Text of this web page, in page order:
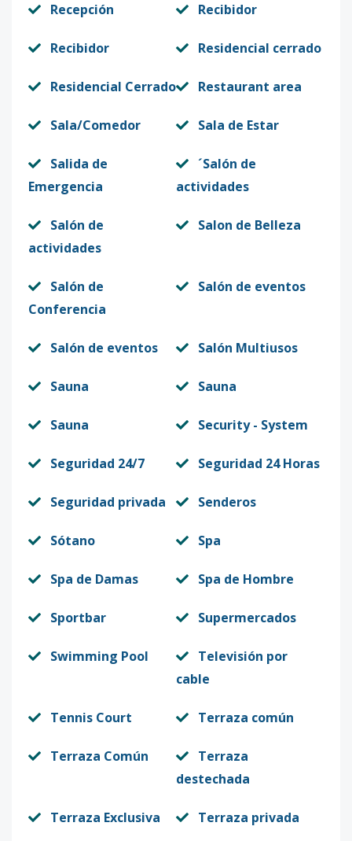
Recepción Recibidor
Recibidor Residencial cerrado
Residencial Cerrado Restaurant area
Sala/Comedor Sala de Estar
Salida de
Emergencia
´Salón de
actividades
Salón de
actividades
Salon de Belleza
Salón de
Conferencia
Salón de eventos
Salón de eventos Salón Multiusos
Sauna Sauna
Sauna Security - System
Seguridad 24/7 Seguridad 24 Horas
Seguridad privada Senderos
Sótano Spa
Spa de Damas Spa de Hombre
Sportbar Supermercados
Swimming Pool
Televisión por
cable
Tennis Court Terraza común
Terraza Común
Terraza
destechada
Terraza Exclusiva Terraza privada